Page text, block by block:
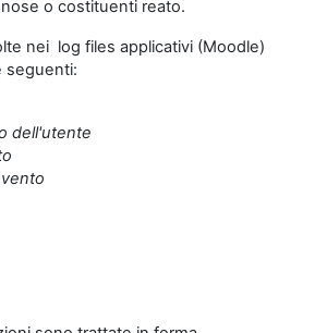
o costituenti reato.
nei log files applicativi (Moodle)
seguenti:
dell'utente